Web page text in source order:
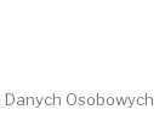
Osobowych